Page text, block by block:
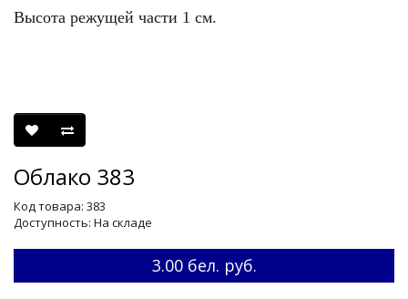
Высота режущей части 1 см.
Облако 383
Код товара: 383
Доступность: На складе
3.00 бел. руб.